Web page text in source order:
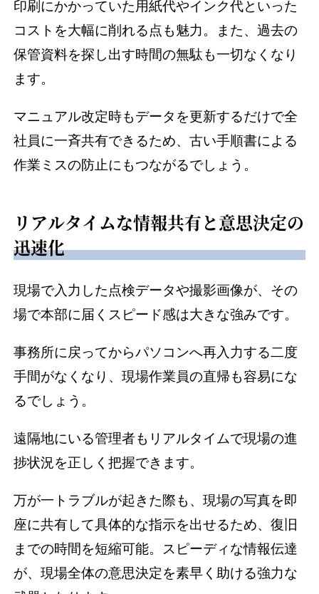
印刷にかかっていた用紙代やインク代といった
コストを大幅に削れる点も魅力。また、過去の
保管資料を探し出す時間の無駄も一切なくなり
ます。
マニュアル改定時もデータを更新するだけで全
社員に一斉共有できるため、古い手順書による
作業ミスの防止にもつながるでしょう。
リアルタイムな情報共有と意思決定の
迅速化
現場で入力した点検データや撮影画像が、その
場で本部に届くスピード感は大きな強みです。
事務所に戻ってからパソコンへ再入力する二度
手間がなくなり、現場作業員の直帰も容易にな
るでしょう。
遠隔地にいる管理者もリアルタイムで現場の進
捗状況を正しく把握できます。
万が一トラブルが起きた際も、現場の写真を即
座に共有して具体的な指示を出せるため、復旧
までの時間を短縮可能。スピーディな情報伝達
が、現場全体の意思決定を素早く助ける強力な